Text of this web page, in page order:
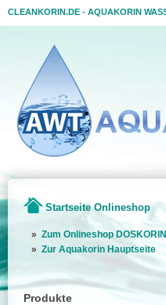
CLEANKORIN.DE - AQUAKORIN
Startseite Onlineshop
» Zum Onlineshop
» Zur Aquakorin Hauptseite
Produkte